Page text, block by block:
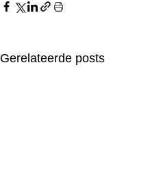
Gerelateerde posts